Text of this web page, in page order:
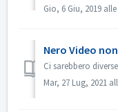
Gio, 6 Giu, 2019 alle
Nero Video
Mar, 27 Lug, 2021